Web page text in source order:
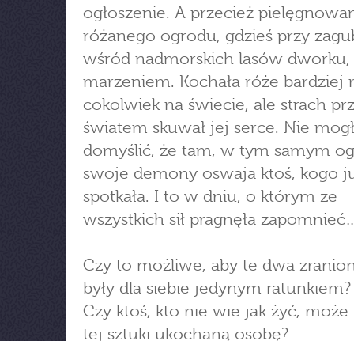
ogłoszenie. A przecież
różanego ogrodu, gdzieś przy
wśród nadmorskich lasów dworku,
marzeniem. Kochała róże bardziej
cokolwiek na świecie, ale strach
światem skuwał jej serce. Nie
domyślić, że tam, w tym samym
swoje demony oswaja ktoś, kogo
spotkała. I to w dniu, o którym ze
wszystkich sił pragnęła
Czy to możliwe, aby te dwa
były dla siebie jedynym ratunkiem?
Czy ktoś, kto nie wie jak żyć, może
tej sztuki ukochaną osobę?